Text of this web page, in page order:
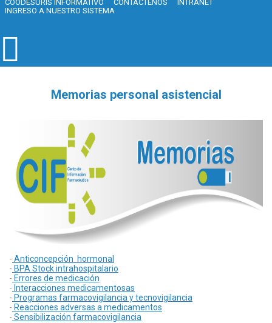
COODESURIS INFORMATIVO
CONTÁCTENOS
INTRANET
INGRESO A NUESTRO SISTEMA
Memorias personal asistencial
- Anticoncepción hormonal
- BPA Stock intrahospitalario
- Errores de medicación
- Interacciones medicamentosas
- Programas farmacovigilancia y tecnovigilancia
- Reacciones adversas a medicamentos
- Sensibilización farmacovigilancia